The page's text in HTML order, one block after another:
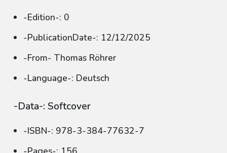
-Edition-: 0
-PublicationDate-: 12/12/2025
-From- Thomas Röhrer
-Language-: Deutsch
-Data-: Softcover
-ISBN-: 978-3-384-77632-7